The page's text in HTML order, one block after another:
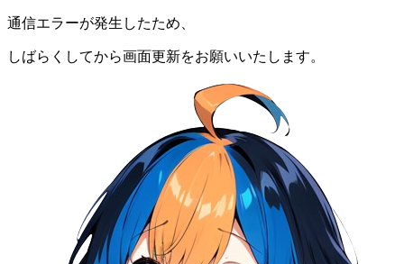
通信エラーが発生したため、
しばらくしてから画面更新をお願いいたします。